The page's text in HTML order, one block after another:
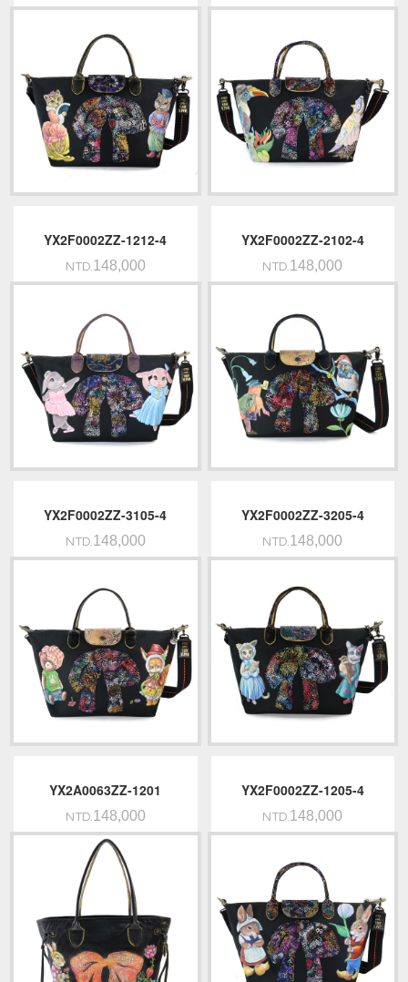
YX2F0002ZZ-1212-4
NTD.148,000
YX2F0002ZZ-2102-4
NTD.148,000
YX2F0002ZZ-3105-4
NTD.148,000
YX2F0002ZZ-3205-4
NTD.148,000
YX2A0063ZZ-1201
NTD.148,000
YX2F0002ZZ-1205-4
NTD.148,000